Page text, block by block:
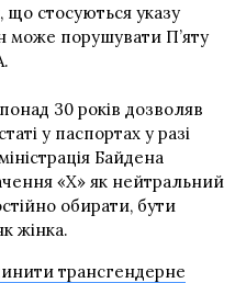
що стосуються указу
може порушувати П’яту
.
30 років дозволяв
у паспортах у разі
Байдена
«X» як нейтральний
обирати, бути
жінка.
трансгендерне